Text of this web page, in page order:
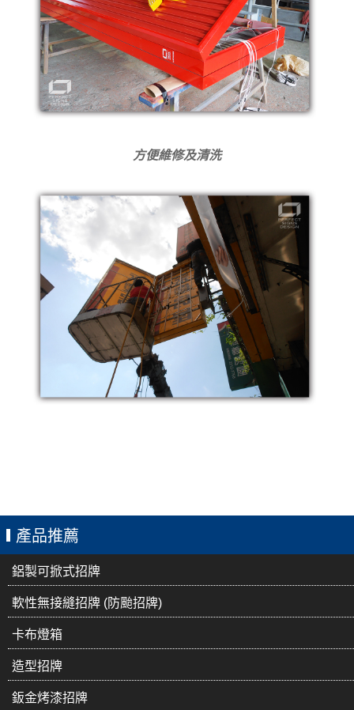
方便維修及清洗
產品推薦
鋁製可掀式招牌
軟性無接縫招牌 (防颱招牌)
卡布燈箱
造型招牌
鈑金烤漆招牌